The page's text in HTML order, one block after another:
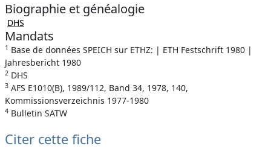
Biographie et généalogie
DHS
Mandats
1 Base de données SPEICH sur ETHZ: | ETH Festschrift 1980 |
Jahresbericht 1980
2 DHS
3 AFS E1010(B), 1989/112, Band 34, 1978, 140,
Kommissionsverzeichnis 1977-1980
4 Bulletin SATW
Citer cette fiche